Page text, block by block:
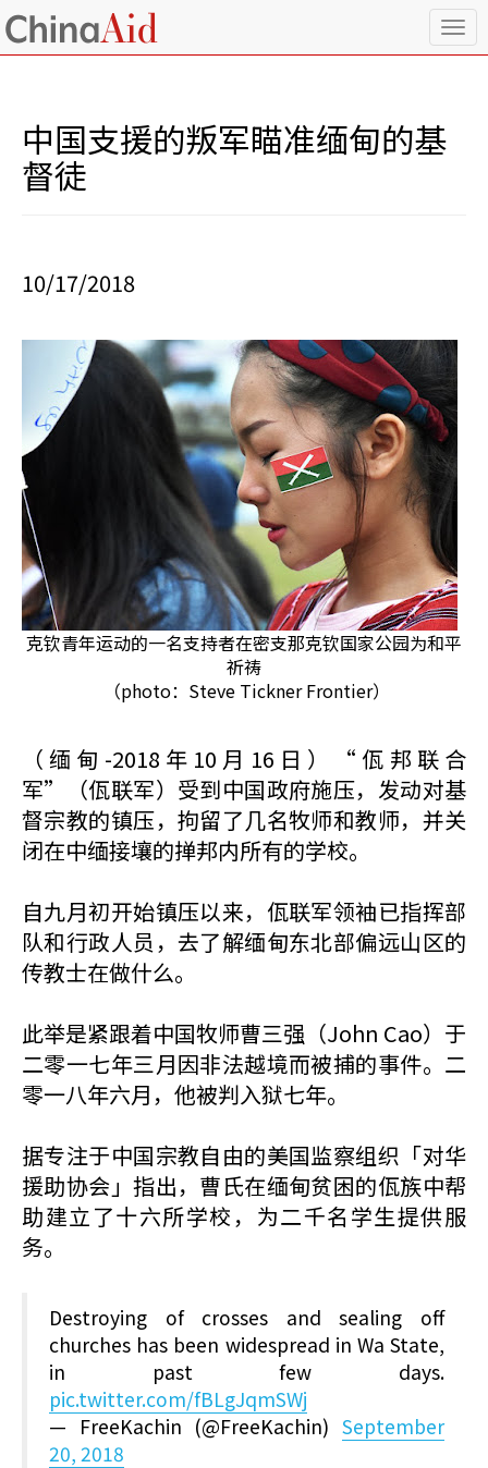
T
o
o
n
中国支援的叛军瞄准缅甸的基
督徒
10/17/2018
克钦青年运动的一名支持者在密支那克钦国家公园为和平
祈祷
（photo：Steve Tickner Frontier）
（缅甸-2018年10月16日）“佤邦联合
军”（佤联军）受到中国政府施压，发动对基
督宗教的镇压，拘留了几名牧师和教师，并关
闭在中缅接壤的掸邦内所有的学校。
自九月初开始镇压以来，佤联军领袖已指挥部
队和行政人员，去了解缅甸东北部偏远山区的
传教士在做什么。
此举是紧跟着中国牧师曹三强（John Cao）于
二零一七年三月因非法越境而被捕的事件。二
零一八年六月，他被判入狱七年。
据专注于中国宗教自由的美国监察组织「对华
援助协会」指出，曹氏在缅甸贫困的佤族中帮
助建立了十六所学校，为二千名学生提供服
务。
Destroying of crosses and sealing off
churches has been widespread in Wa State,
in past few days.
pic.twitter.com/fBLgJqmSWj
— FreeKachin (@FreeKachin) September
20, 2018